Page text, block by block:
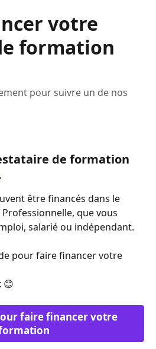
votre
formation
pour suivre un de nos
de formation
être financés dans le
que vous
salarié ou indépendant.
pour faire financer votre
😊
faire financer votre